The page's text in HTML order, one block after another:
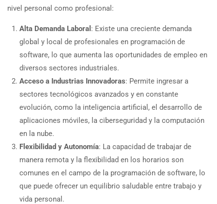
nivel personal como profesional:
Alta Demanda Laboral : Existe una creciente demanda
global y local de profesionales en programación de
software, lo que aumenta las oportunidades de empleo en
diversos sectores industriales.
Acceso a Industrias Innovadoras: Permite ingresar a
sectores tecnológicos avanzados y en constante
evolución, como la inteligencia artificial, el desarrollo de
aplicaciones móviles, la ciberseguridad y la computación
en la nube.
Flexibilidad y Autonomía: La capacidad de trabajar de
manera remota y la flexibilidad en los horarios son
comunes en el campo de la programación de software, lo
que puede ofrecer un equilibrio saludable entre trabajo y
vida personal.